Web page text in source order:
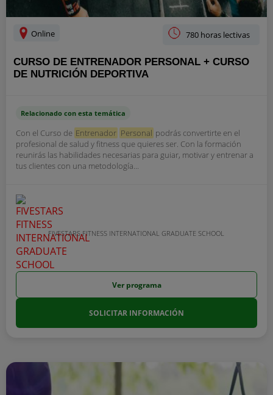
Online 780 horas lectivas
CURSO DE ENTRENADOR PERSONAL + CURSO
DE NUTRICIÓN DEPORTIVA
Relacionado con esta temática
Con el Curso de Entrenador Personal podrás convertirte en el
profesional de salud y fitness que quieres ser. Con la formación
reunirás las habilidades necesarias para guiar, motivar y entrenar a
tus clientes con una metodología...
FIVESTARS FITNESS INTERNATIONAL GRADUATE SCHOOL
Ver programa
SOLICITAR INFORMACIÓN